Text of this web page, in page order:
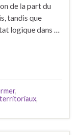
de la part du
tandis que
logique dans …
,
territoriaux,